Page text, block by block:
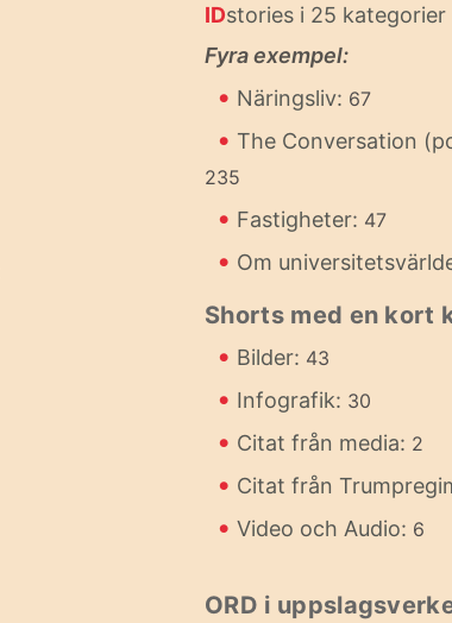
IDstories i 25 kategorier
Fyra exempel:
• Näringsliv: 67
• The Conversation
235
• Fastigheter: 47
• Om
Shorts med en kort
• Bilder: 43
• Infografik: 30
• Citat från media: 2
• Citat från
• Video och Audio: 6
ORD i